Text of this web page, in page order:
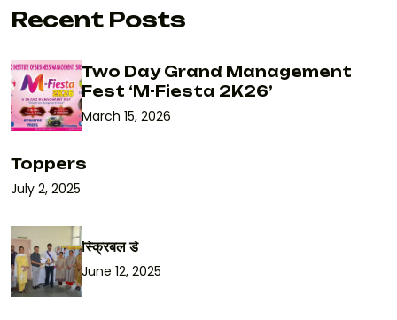
Recent Posts
Two Day Grand Management
Fest ‘M-Fiesta 2K26’
March 15, 2026
Toppers
July 2, 2025
स्क्रिबल डे
June 12, 2025